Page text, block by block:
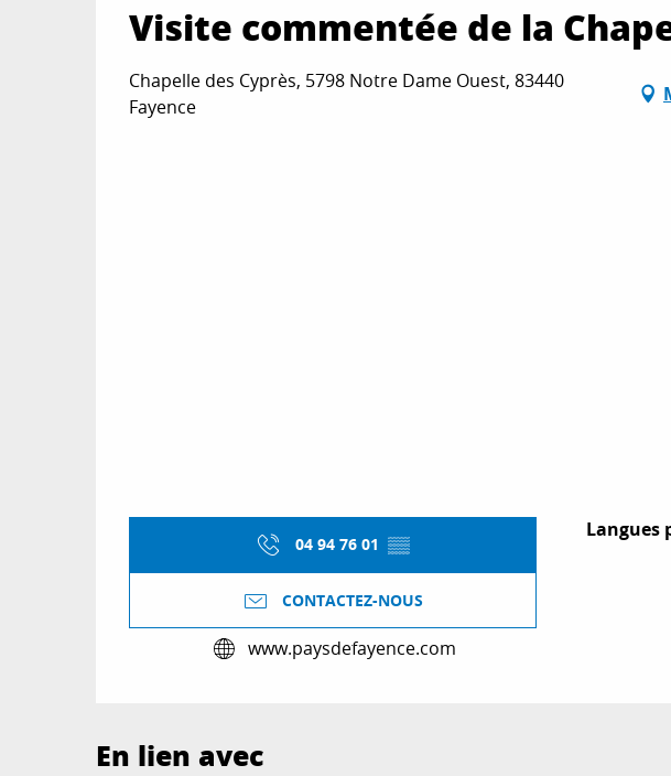
Visite commentée de la
Chapelle des Cyprès, 5798 Notre Dame Ouest, 83440
Fayence
04 94 76 01 ▒▒
CONTACTEZ-NOUS
www.paysdefayence.com
Langues
Langues
En lien avec